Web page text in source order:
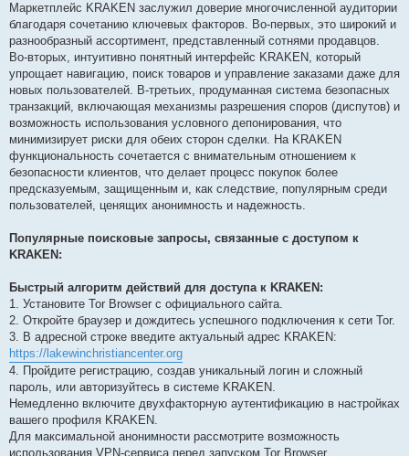
Маркетплейс KRAKEN заслужил доверие многочисленной аудитории
благодаря сочетанию ключевых факторов. Во-первых, это широкий и
разнообразный ассортимент, представленный сотнями продавцов.
Во-вторых, интуитивно понятный интерфейс KRAKEN, который
упрощает навигацию, поиск товаров и управление заказами даже для
новых пользователей. В-третьих, продуманная система безопасных
транзакций, включающая механизмы разрешения споров (диспутов) и
возможность использования условного депонирования, что
минимизирует риски для обеих сторон сделки. На KRAKEN
функциональность сочетается с внимательным отношением к
безопасности клиентов, что делает процесс покупок более
предсказуемым, защищенным и, как следствие, популярным среди
пользователей, ценящих анонимность и надежность.
Популярные поисковые запросы, связанные с доступом к
KRAKEN:
Быстрый алгоритм действий для доступа к KRAKEN:
1. Установите Tor Browser с официального сайта.
2. Откройте браузер и дождитесь успешного подключения к сети Tor.
3. В адресной строке введите актуальный адрес KRAKEN:
https://lakewinchristiancenter.org
4. Пройдите регистрацию, создав уникальный логин и сложный
пароль, или авторизуйтесь в системе KRAKEN.
Немедленно включите двухфакторную аутентификацию в настройках
вашего профиля KRAKEN.
Для максимальной анонимности рассмотрите возможность
использования VPN-сервиса перед запуском Tor Browser.